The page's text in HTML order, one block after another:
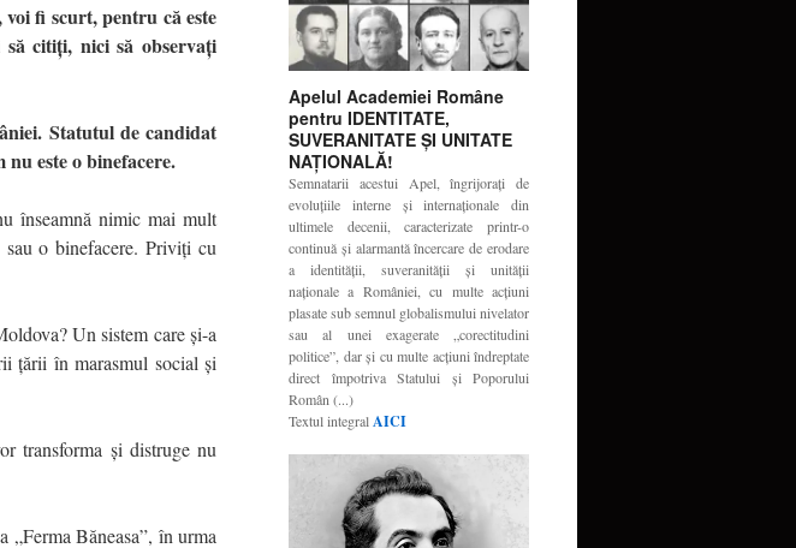
fi scurt, pentru că este
citiți, nici să observați
Statutul de candidat
este o binefacere.
înseamnă nimic mai mult
o binefacere. Priviți cu
Un sistem care și-a
țării în marasmul social și
transforma și distruge nu
„Ferma Băneasa”, în urma
Apelul Academiei Române
pentru IDENTITATE,
SUVERANITATE ŞI UNITATE
NAŢIONALĂ!
Semnatarii acestui Apel, îngrijoraţi de
evoluţiile interne şi internaţionale din
ultimele decenii, caracterizate printr-o
continuă şi alarmantă încercare de erodare
a identităţii, suveranităţii şi unităţii
naţionale a României, cu multe acţiuni
plasate sub semnul globalismului nivelator
sau al unei exagerate „corectitudini
politice”, dar şi cu multe acţiuni îndreptate
direct împotriva Statului şi Poporului
Român (...)
Textul integralAICI